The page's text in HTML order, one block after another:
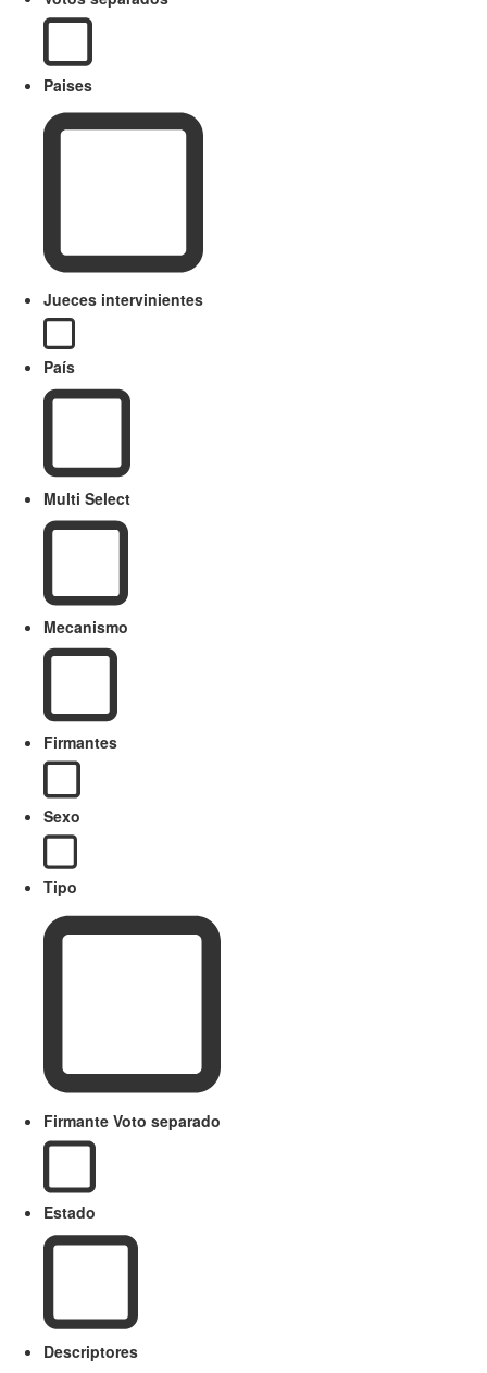
Paises
Jueces intervinientes
País
Multi Select
Mecanismo
Firmantes
Sexo
Tipo
Firmante Voto separado
Estado
Descriptores